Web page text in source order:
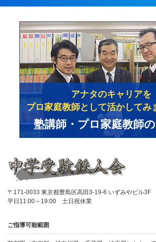
〒171-0033 東京都豊島区高田3-19-6 いずみやビル3F
平日11:00～19:00 土日祝休業
ご指導可能範囲
アナタのキャリアを
プロ家庭教師として活かしてみ
塾講師・プロ家庭教師